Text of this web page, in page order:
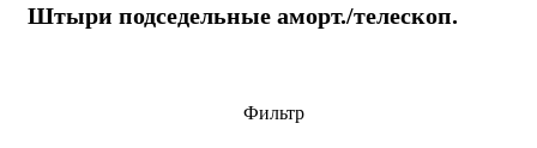
Штыри подседельные аморт./телескоп.
Фильтр